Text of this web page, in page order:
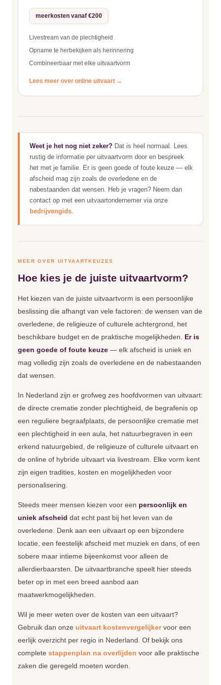
meerkosten vanaf €200
Livestream van de plechtigheid
Opname te herbekijken als herinnering
Combineerbaar met elke uitvaartvorm
Lees meer over online uitvaart →
Weet je het nog niet zeker? Dat is heel normaal. Lees
rustig de informatie per uitvaartvorm door en bespreek
het met je familie. Er is geen goede of foute keuze — elk
afscheid mag zijn zoals de overledene en de
nabestaanden dat wensen. Heb je vragen? Neem dan
contact op met een uitvaartondernemer via onze
bedrijvengids.
MEER OVER UITVAARTKEUZES
Hoe kies je de juiste uitvaartvorm?
Het kiezen van de juiste uitvaartvorm is een persoonlijke
beslissing die afhangt van vele factoren: de wensen van de
overledene, de religieuze of culturele achtergrond, het
beschikbare budget en de praktische mogelijkheden. Er is
geen goede of foute keuze — elk afscheid is uniek en
mag volledig zijn zoals de overledene en de nabestaanden
dat wensen.
In Nederland zijn er grofweg zes hoofdvormen van uitvaart:
de directe crematie zonder plechtigheid, de begrafenis op
een reguliere begraafplaats, de persoonlijke crematie met
een plechtigheid in een aula, het natuurbegraven in een
erkend natuurgebied, de religieuze of culturele uitvaart en
de online of hybride uitvaart via livestream. Elke vorm kent
zijn eigen tradities, kosten en mogelijkheden voor
personalisering.
Steeds meer mensen kiezen voor een persoonlijk en
uniek afscheid dat echt past bij het leven van de
overledene. Denk aan een uitvaart op een bijzondere
locatie, een feestelijk afscheid met muziek en dans, of een
sobere maar intieme bijeenkomst voor alleen de
allerdierbaarsten. De uitvaartbranche speelt hier steeds
beter op in met een breed aanbod aan
maatwerkmogelijkheden.
Wil je meer weten over de kosten van een uitvaart?
Gebruik dan onze uitvaart kostenvergelijkervoor een
eerlijk overzicht per regio in Nederland. Of bekijk ons
complete stappenplan na overlijden voor alle praktische
zaken die geregeld moeten worden.